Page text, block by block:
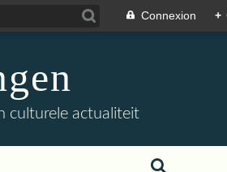
Connexion +
culturele actualiteit